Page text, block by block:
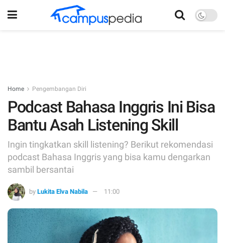
Home Pengembangan Diri
Podcast Bahasa Inggris Ini Bisa
Bantu Asah Listening Skill
Ingin tingkatkan skill listening? Berikut rekomendasi
podcast Bahasa Inggris yang bisa kamu dengarkan
sambil bersantai
by Lukita Elva Nabila 11:00